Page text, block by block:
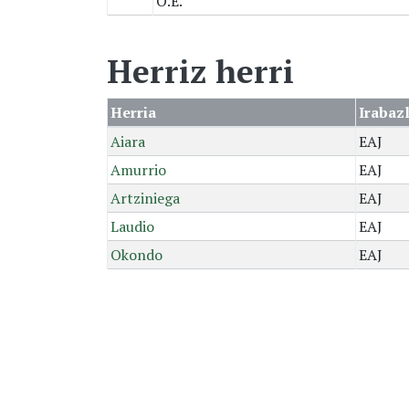
Herriz herri
Herria
Aiara
EAJ
Amurrio
EAJ
Artziniega
EAJ
Laudio
EAJ
Okondo
EAJ